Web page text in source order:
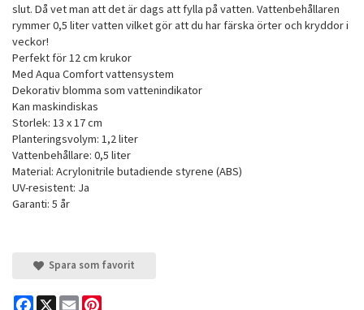
slut. Då vet man att det är dags att fylla på vatten. Vattenbehållaren
rymmer 0,5 liter vatten vilket gör att du har färska örter och kryddor i
veckor!
Perfekt för 12 cm krukor
Med Aqua Comfort vattensystem
Dekorativ blomma som vattenindikator
Kan maskindiskas
Storlek: 13 x 17 cm
Planteringsvolym: 1,2 liter
Vattenbehållare: 0,5 liter
Material: Acrylonitrile butadiende styrene (ABS)
UV-resistent: Ja
Garanti: 5 år
Spara som favorit
Facebook
X Email